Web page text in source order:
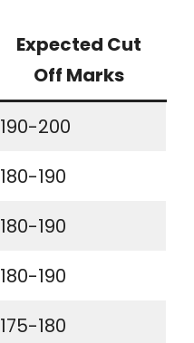
Expected Cut
Off Marks
190-200
180-190
180-190
180-190
175-180